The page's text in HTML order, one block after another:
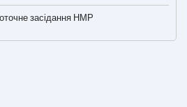
засідання НМР